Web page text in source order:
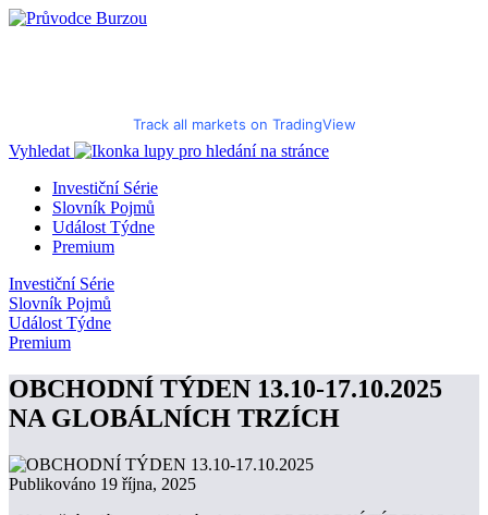
Track all markets on TradingView
Vyhledat
Investiční Série
Slovník Pojmů
Událost Týdne
Premium
Investiční Série
Slovník Pojmů
Událost Týdne
Premium
OBCHODNÍ TÝDEN 13.10-17.10.2025
NA GLOBÁLNÍCH TRZÍCH
Publikováno 19 října, 2025